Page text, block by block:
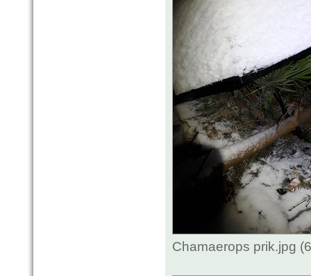
Chamaerops prik.jpg